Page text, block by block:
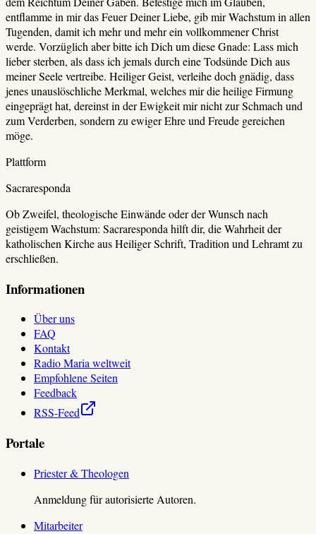
entflamme in mir das Feuer Deiner Liebe, gib mir Wachstum in allen
Tugenden, damit ich mehr und mehr ein vollkommener Christ
werde. Vorzüglich aber bitte ich Dich um diese Gnade: Lass mich
lieber sterben, als dass ich jemals durch eine Todsünde Dich aus
meiner Seele vertreibe. Heiliger Geist, verleihe doch gnädig, dass
jenes unauslöschliche Merkmal, welches mir die heilige Firmung
eingeprägt hat, dereinst in der Ewigkeit mir nicht zur Schmach und
zum Verderben, sondern zu ewiger Ehre und Freude gereichen
möge.
Plattform
Sacraresponda
Ob Zweifel, theologische Einwände oder der Wunsch nach
geistigem Wachstum: Sacraresponda hilft dir, die Wahrheit der
katholischen Kirche aus Heiliger Schrift, Tradition und Lehramt zu
erschließen.
Informationen
Über uns
FAQ
Kontakt
Radio Maria weltweit
Empfohlene Seiten
Feedback
RSS-Feed
Portale
Priester & Theologen
Anmeldung für autorisierte Autoren.
Mitarbeiter